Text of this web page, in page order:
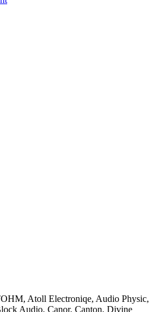
, Atoll Electroniqe, Audio Physic,
Audio, Canor, Canton, Divine